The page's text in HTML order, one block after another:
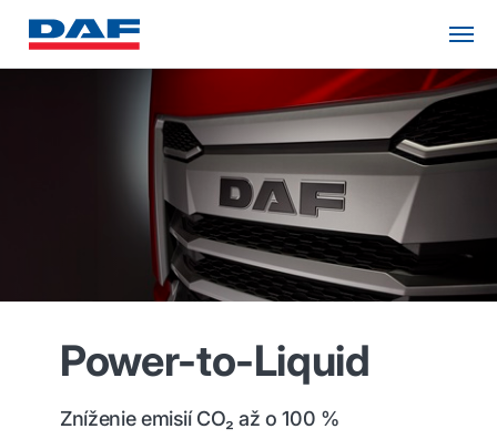
Power-to-Liquid
Zníženie emisií CO₂ až o 100 %